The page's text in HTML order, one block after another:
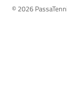
© 2026